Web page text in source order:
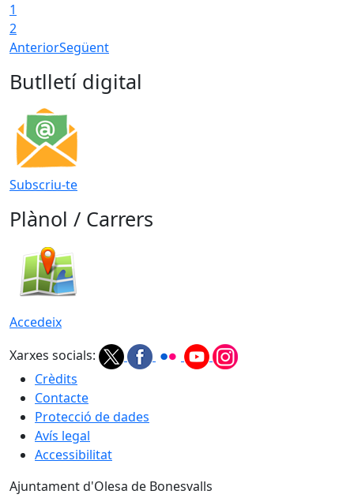
1
2
AnteriorSegüent
Butlletí digital
Subscriu-te
Plànol / Carrers
Accedeix
Xarxes socials:
Crèdits
Contacte
Protecció de dades
Avís legal
Accessibilitat
Ajuntament d'Olesa de Bonesvalls